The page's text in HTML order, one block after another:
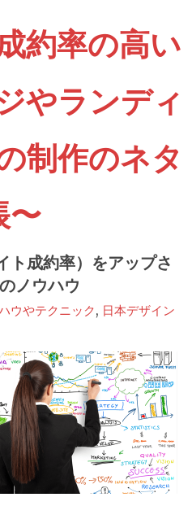
約率の高い
やランディ
制作のネタ
〜
ト成約率）をアップさ
ノウハウ
ウやテクニック, 日本デザイン